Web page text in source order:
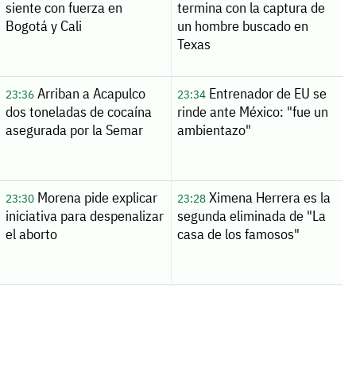
siente con fuerza en
Bogotá y Cali
termina con la captura de
un hombre buscado en
Texas
23:36Arriban a Acapulco
dos toneladas de cocaína
asegurada por la Semar
23:34Entrenador de EU se
rinde ante México: "fue un
ambientazo"
23:30Morena pide explicar
iniciativa para despenalizar
el aborto
23:28Ximena Herrera es la
segunda eliminada de "La
casa de los famosos"